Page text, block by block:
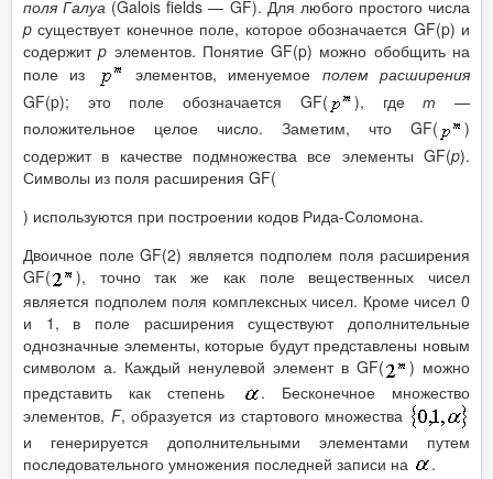
поля Галуа (Galois fields — GF). Для любого простого числа
p существует конечное поле, которое обозначается GF(p) и
содержитp элементов. Понятие GF(p) можно обобщить на
поле из
элементов, именуемое полем расширения
GF(p); это поле обозначается GF(
), гдет
—
положительное целое число. Заметим, что GF(
)
содержит в качестве подмножества все элементы GF(p).
Символы из поля расширения GF(
) используются при построении кодов Рида-Соломона.
Двоичное поле GF(2) является подполем поля расширения
GF(
), точно так же как поле вещественных чисел
является подполем поля комплексных чисел. Кроме чисел 0
и 1, в поле расширения существуют дополнительные
однозначные элементы, которые будут представлены новым
символом а. Каждый ненулевой элемент в GF(
) можно
представить как степень
. Бесконечное множество
элементов, F, образуется из стартового множества
и генерируется дополнительными элементами путем
последовательного умножения последней записи на
.